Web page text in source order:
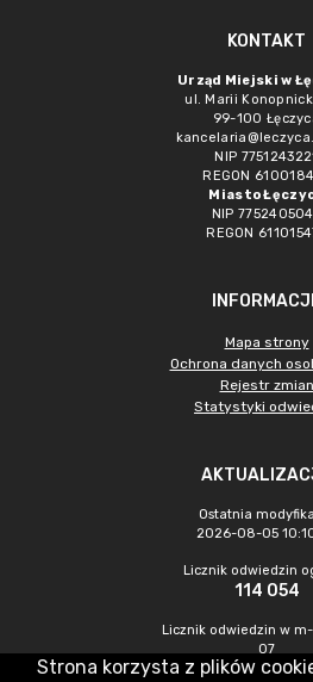
KONTAKT
Urząd Miejski w
ul. Marii
99-100
NIP
REGON
Miasto
NIP
REGON
Mapa strony
Ochrona danych
Rejestr zmian
Statystyki
Ostatnia
2026-08-05
Licznik odwiedzin
114 054
Licznik odwiedzin w
07
573
Strona korzysta z plików